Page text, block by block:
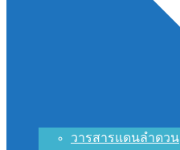
วารสารแดนลำดวน